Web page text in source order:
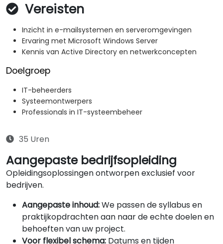
Vereisten
Inzicht in e-mailsystemen en serveromgevingen
Ervaring met Microsoft Windows Server
Kennis van Active Directory en netwerkconcepten
Doelgroep
IT-beheerders
Systeemontwerpers
Professionals in IT-systeembeheer
35 Uren
Aangepaste bedrijfsopleiding
Opleidingsoplossingen ontworpen exclusief voor
bedrijven.
Aangepaste inhoud:We passen de syllabus en
praktijkopdrachten aan naar de echte doelen en
behoeften van uw project.
Voor flexibel schema: Datums en tijden